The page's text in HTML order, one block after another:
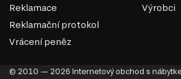
Reklamace
Reklamační protokol
Vrácení peněz
Výrobci
© 2010 — 2026 Internetový obchod s